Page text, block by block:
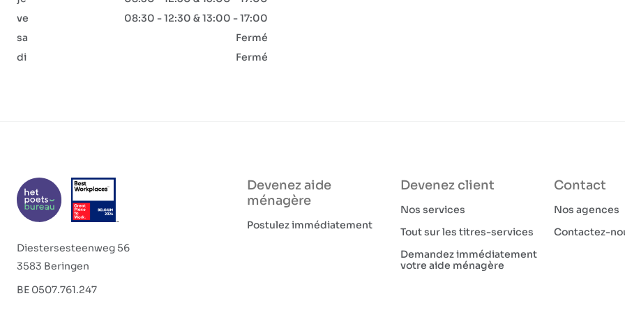
ve
08:30 - 12:30 & 13:00 - 17:00
sa
Fermé
di
Fermé
Diestersesteenweg 56
3583 Beringen
BE 0507.761.247
Devenez aide
ménagère
Postulez immédiatement
Devenez client
Nos services
Tout sur les titres-services
Demandez immédiatement
votre aide ménagère
Contact
Nos agences
Contactez-